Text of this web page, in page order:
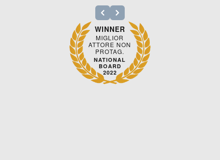
WINNER
MIGLIOR
ATTORE NON
PROTAG.
NATIONAL
BOARD
2022